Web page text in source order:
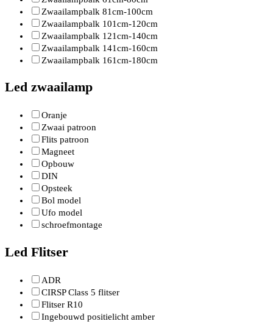
Zwaailampbalk 81cm-100cm
Zwaailampbalk 101cm-120cm
Zwaailampbalk 121cm-140cm
Zwaailampbalk 141cm-160cm
Zwaailampbalk 161cm-180cm
Led zwaailamp
Oranje
Zwaai patroon
Flits patroon
Magneet
Opbouw
DIN
Opsteek
Bol model
Ufo model
schroefmontage
Led Flitser
ADR
CIRSP Class 5 flitser
Flitser R10
Ingebouwd positielicht amber